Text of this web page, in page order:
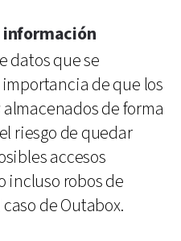
información
datos que se
de que los
de forma
riesgo de quedar
accesos
incluso robos de
de Outabox.